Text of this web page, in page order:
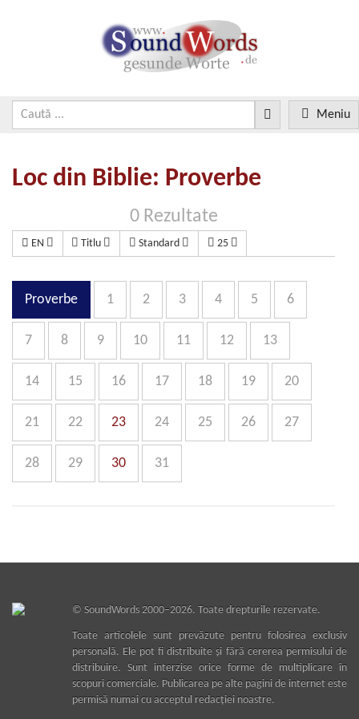
Meniu
Loc din Biblie: Proverbe
0 Rezultate
EN Titlu Standard 25
Proverbe 1 2 3 4 5 6
7 8 9 10 11 12 13
14 15 16 17 18 19 20
21 22 23 24 25 26 27
28 29 30 31
© SoundWords2000–2026. Toate drepturile rezervate.
Toate articolele sunt prevăzute pentru folosirea exclusiv
personală. Ele pot fi distribuite şi fără cererea permisului de
distribuire. Sunt interzise orice forme de multiplicare în
scopuri comerciale. Publicarea pe alte pagini de internet este
permisă numai cu acceptul redacţiei noastre.